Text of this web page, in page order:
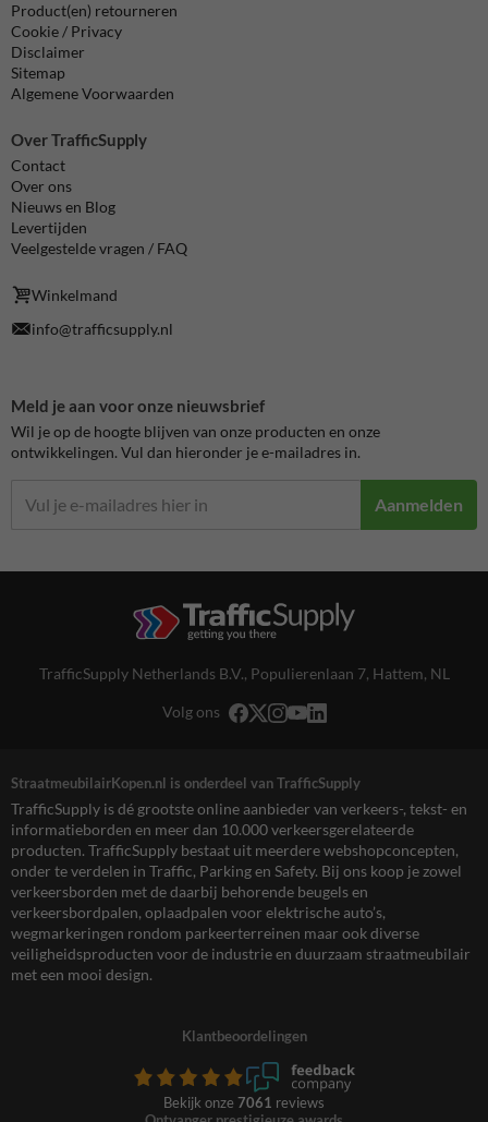
Product(en) retourneren
Cookie / Privacy
Disclaimer
Sitemap
Algemene Voorwaarden
Over TrafficSupply
Contact
Over ons
Nieuws en Blog
Levertijden
Veelgestelde vragen / FAQ
Winkelmand
info@trafficsupply.nl
Meld je aan voor onze nieuwsbrief
Wil je op de hoogte blijven van onze producten en onze
ontwikkelingen. Vul dan hieronder je e-mailadres in.
Aanmelden
TrafficSupply Netherlands B.V., Populierenlaan 7, Hattem, NL
Volg ons
StraatmeubilairKopen.nl is onderdeel van TrafficSupply
TrafficSupply is dé grootste online aanbieder van verkeers-, tekst- en
informatieborden en meer dan 10.000 verkeersgerelateerde
producten. TrafficSupply bestaat uit meerdere webshopconcepten,
onder te verdelen in Traffic, Parking en Safety. Bij ons koop je zowel
verkeersborden met de daarbij behorende beugels en
verkeersbordpalen, oplaadpalen voor elektrische auto’s,
wegmarkeringen rondom parkeerterreinen maar ook diverse
veiligheidsproducten voor de industrie en duurzaam straatmeubilair
met een mooi design.
Klantbeoordelingen
Bekijk onze 7061 reviews